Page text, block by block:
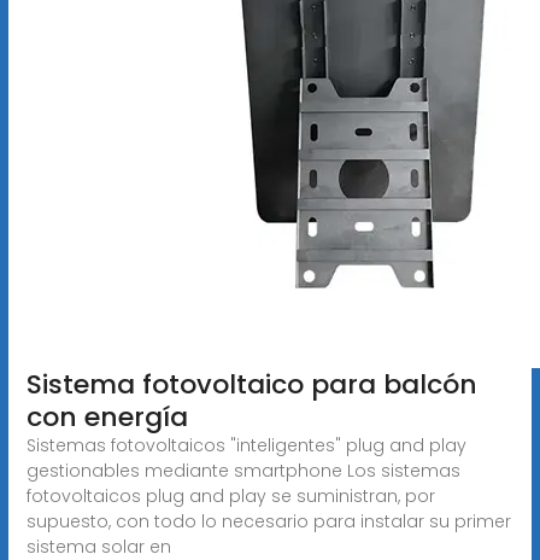
Sistema fotovoltaico para balcón
con energía
Sistemas fotovoltaicos "inteligentes" plug and play
gestionables mediante smartphone Los sistemas
fotovoltaicos plug and play se suministran, por
supuesto, con todo lo necesario para instalar su primer
sistema solar en